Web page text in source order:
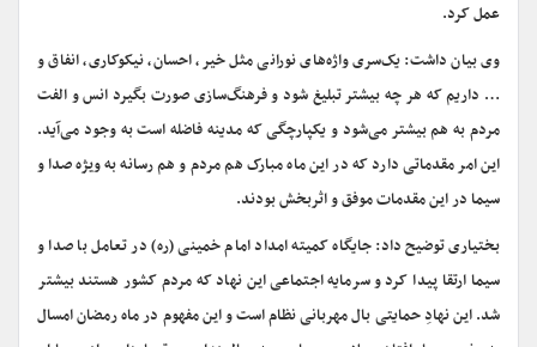
عمل کرد.
وی بیان داشت: یک‌سری واژه‌های نورانی مثل خیر، احسان، نیکوکاری، انفاق و
… داریم که هر چه بیشتر تبلیغ شود و فرهنگ‌سازی صورت بگیرد انس و الفت
مردم به هم بیشتر می‌شود و یکپارچگی که مدینه فاضله است به وجود می‌آید.
این امر مقدماتی دارد که در این ماه مبارک هم مردم و هم رسانه به ویژه صدا و
سیما در این مقدمات موفق و اثربخش بودند.
بختیاری توضیح داد: جایگاه کمیته امداد امام خمینی (ره) در تعامل با صدا و
سیما ارتقا پیدا کرد و سرمایه اجتماعی این نهاد که مردم کشور هستند بیشتر
شد. این نهادِ حمایتی بال مهربانی نظام است و این مفهوم در ماه رمضان امسال